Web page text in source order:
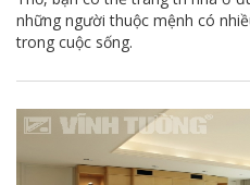
những người thuộc mệnh có
trong cuộc sống.